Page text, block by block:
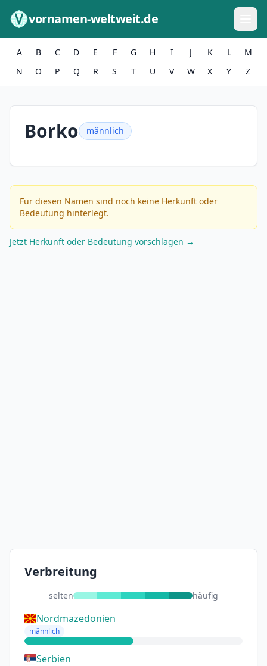
vornamen-weltweit.de
A B C D E F G H I J K L
M
N
O P Q R S T U V W X Y Z
Borko männlich
Für diesen Namen sind noch keine Herkunft oder
Bedeutung hinterlegt.
Jetzt Herkunft oder Bedeutung vorschlagen →
Verbreitung
selten häufig
Nordmazedonien
männlich
Serbien